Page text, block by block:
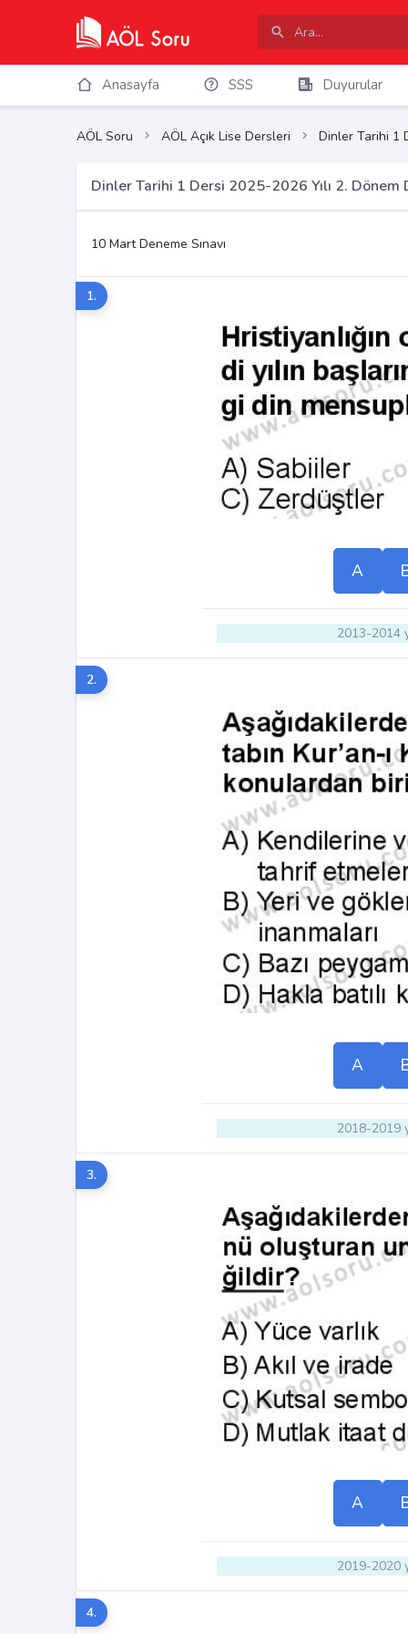
Anasayfa SSS Duyurular
AÖL Soru AÖL Açık Lise Dersleri Dinler Tarihi 1
Dinler Tarihi 1 Dersi 2025-2026 Yılı 2. Dönem
10 Mart Deneme Sınavı
1.
A
2013-2014
2.
A
2018-2019
3.
A
2019-2020
4.